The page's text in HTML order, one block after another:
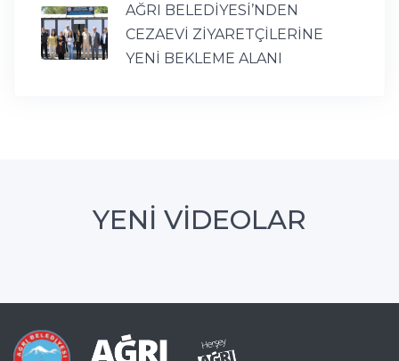
AĞRI BELEDİYESİ’NDEN
CEZAEVİ ZİYARETÇİLERİNE
YENİ BEKLEME ALANI
YENİ VİDEOLAR